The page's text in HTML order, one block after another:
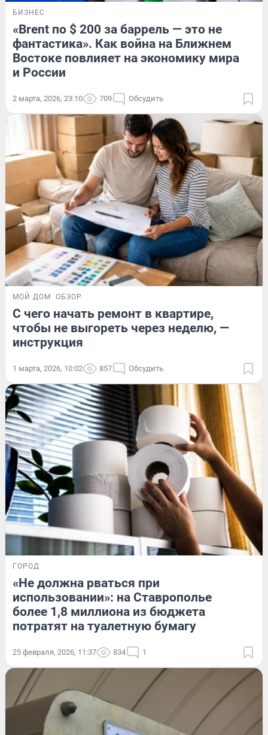
БИЗНЕС
«Brent по $ 200 за баррель — это не
фантастика». Как война на Ближнем
Востоке повлияет на экономику мира
и России
2 марта, 2026, 23:10 709 Обсудить
МОЙ ДОМ ОБЗОР
С чего начать ремонт в квартире,
чтобы не выгореть через неделю, —
инструкция
1 марта, 2026, 10:02 857 Обсудить
ГОРОД
«Не должна рваться при
использовании»: на Ставрополье
более 1,8 миллиона из бюджета
потратят на туалетную бумагу
25 февраля, 2026, 11:37 834 1